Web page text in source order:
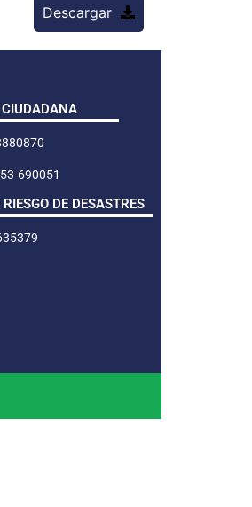
Descargar
690051
DE DESASTRES